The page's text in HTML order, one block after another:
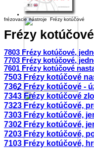
frézovacie nástroje Frézy kotúčové
Frézy kotúčové
7803 Frézy kotúčové,
7703 Frézy kotúčové,
7601 Frézy kotúčové
7503 Frézy kotúčové
7362 Frézy kotúčové -
7343 Frézy kotúčové
7323 Frézy kotúčové,
7303 Frézy kotúčové,
7302 Frézy kotúčové,
7203 Frézy kotúčové,
7103 Frézy kotúčové,